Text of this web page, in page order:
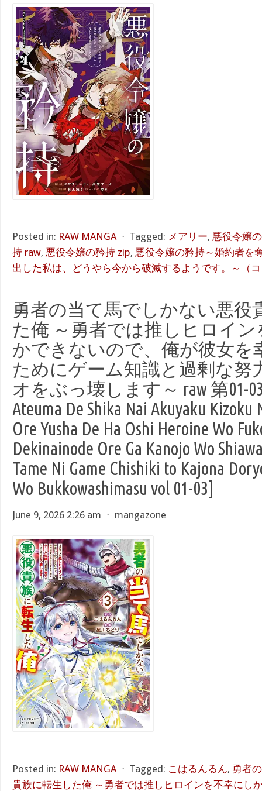
Posted in: RAW MANGA ⋅ Tagged: メアリー, 悪役令嬢
持 raw, 悪役令嬢の矜持 zip, 悪役令嬢の矜持～婚約者を
出した私は、どうやら今から破滅するようです。～（
勇者の当て馬でしかない悪役
た俺 ～勇者では推しヒロイ
かできないので、俺が彼女を
ためにゲーム知識と過剰な努
オをぶっ壊します～ raw 第01-03
Ateuma De Shika Nai Akuyaku Kizoku
Ore Yusha De Ha Oshi Heroine Wo
Dekinainode Ore Ga Kanojo Wo
Tame Ni Game Chishiki to Kajona
Wo Bukkowashimasu vol 01-03]
June 9, 2026 2:26 am ⋅ mangazone
Posted in: RAW MANGA ⋅ Tagged: こはるんるん, 勇者
貴族に転生した俺 ～勇者では推しヒロインを不幸にし